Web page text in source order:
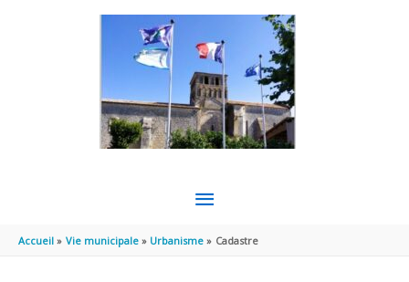
MENU
PRINCIPAL
Accueil Vie municipale Urbanisme Cadastre